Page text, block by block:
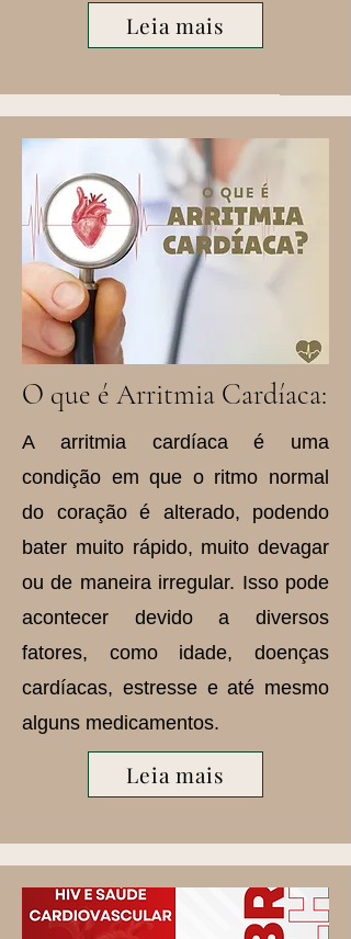
Leia mais
O que é Arritmia Cardíaca:
A arritmia cardíaca é uma
condição em que o ritmo normal
do coração é alterado, podendo
bater muito rápido, muito devagar
ou de maneira irregular. Isso pode
acontecer devido a diversos
fatores, como idade, doenças
cardíacas, estresse e até mesmo
alguns medicamentos.
Leia mais